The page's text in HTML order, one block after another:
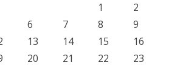
1
2
6 7 8
9
13 14 15
16
20 21 22
23